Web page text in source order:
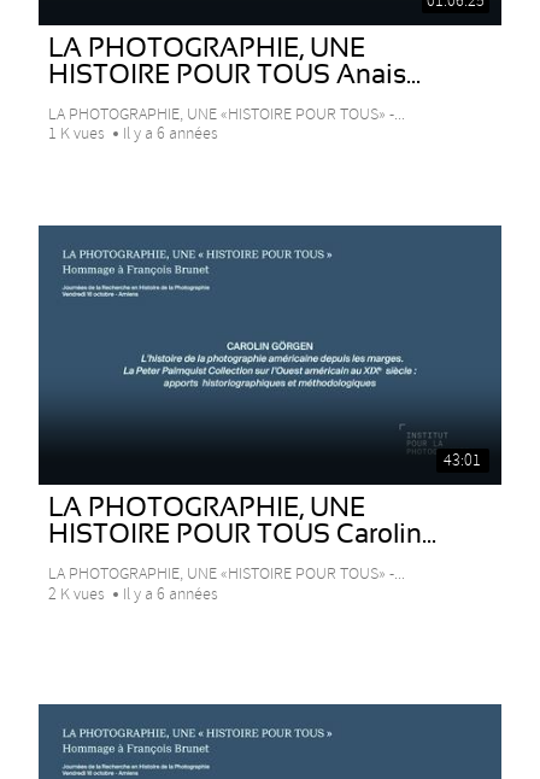
LA PHOTOGRAPHIE, UNE
HISTOIRE POUR TOUS Anais...
LA PHOTOGRAPHIE, UNE «HISTOIRE POUR TOUS» -...
1 K vues
Il y a 6 années
43:01
LA PHOTOGRAPHIE, UNE
HISTOIRE POUR TOUS Carolin...
LA PHOTOGRAPHIE, UNE «HISTOIRE POUR TOUS» -...
2 K vues
Il y a 6 années